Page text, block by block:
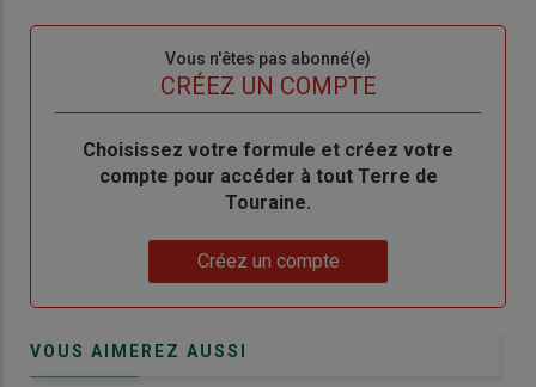
Vous n'êtes pas abonné(e)
CRÉEZ UN COMPTE
BodyChoisissez votre formule et créez votre
compte pour accéder à tout Terre de
Touraine.
Créez un compte
VOUS AIMEREZ AUSSI